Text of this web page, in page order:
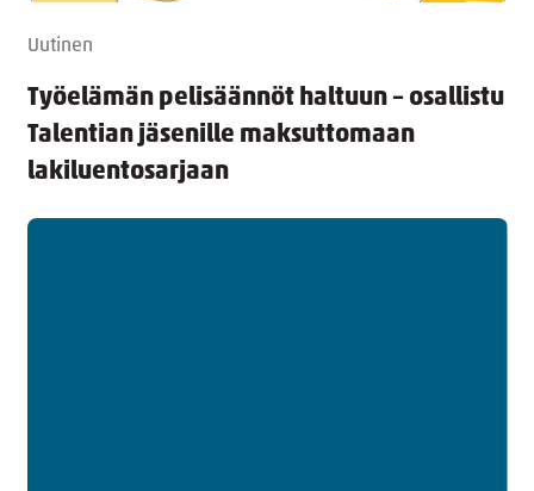
Uutinen
Työelämän pelisäännöt haltuun – osallistu
Talentian jäsenille maksuttomaan
lakiluentosarjaan